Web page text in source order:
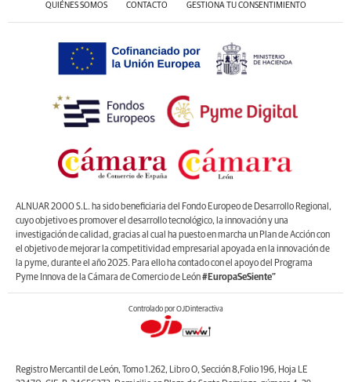
QUIÉNES SOMOS CONTACTO GESTIONA TU CONSENTIMIENTO
ALNUAR 2000 S.L. ha sido beneficiaria del Fondo Europeo de Desarrollo Regional,
cuyo objetivo es promover el desarrollo tecnológico, la innovación y una
investigación de calidad, gracias al cual ha puesto en marcha un Plan de Acción con
el objetivo de mejorar la competitividad empresarial apoyada en la innovación de
la pyme, durante el año 2025. Para ello ha contado con el apoyo del Programa
Pyme Innova de la Cámara de Comercio de León#EuropaSeSiente”
Controlado por OJDinteractiva
Registro Mercantil de León, Tomo 1.262, Libro O, Sección 8,Folio 196, Hoja LE